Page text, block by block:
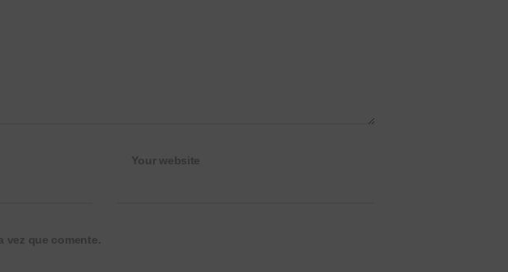
Your website
vez que comente.